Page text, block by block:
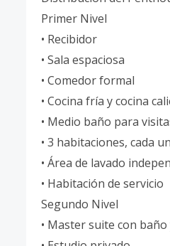
Primer Nivel
• Recibidor
• Sala espaciosa
• Comedor formal
• Cocina fría y cocina
• Medio baño para
• 3 habitaciones, cada
• Área de lavado
• Habitación de servicio
Segundo Nivel
• Master suite con